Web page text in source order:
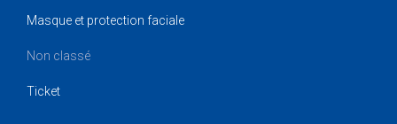
Masque et protection faciale
Non classé
Ticket